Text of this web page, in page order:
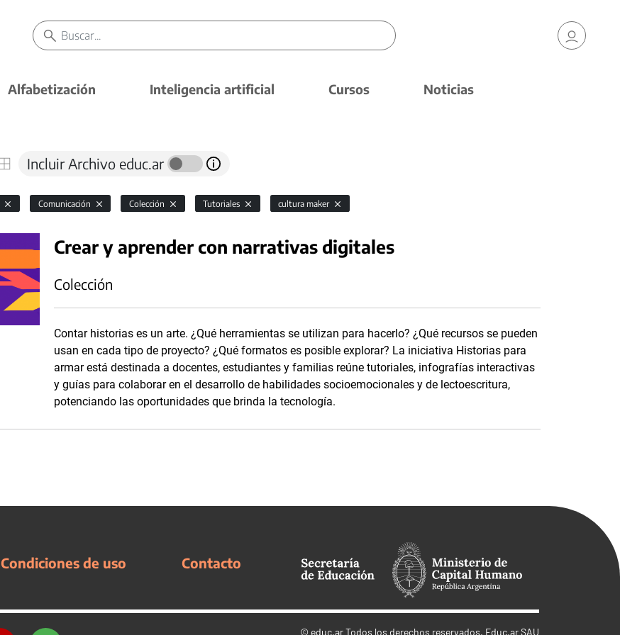
Alfabetización Inteligencia artificial Cursos Noticias
Incluir Archivo educ.ar
Comunicación Colección Tutoriales cultura maker
Crear y aprender con narrativas digitales
Colección
Contar historias es un arte. ¿Qué herramientas se utilizan para hacerlo? ¿Qué recursos se pueden
usan en cada tipo de proyecto? ¿Qué formatos es posible explorar? La iniciativa Historias para
armar está destinada a docentes, estudiantes y familias reúne tutoriales, infografías interactivas
y guías para colaborar en el desarrollo de habilidades socioemocionales y de lectoescritura,
potenciando las oportunidades que brinda la tecnología.
Condiciones de uso Contacto
© educ.arTodos los derechos reservados. Educ.ar SAU